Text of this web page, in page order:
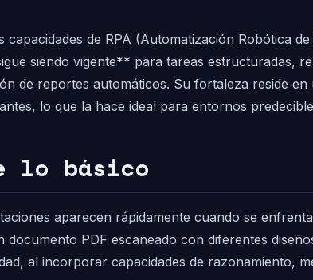
de RPA (Automatización Robótica
siendo vigente** para tareas estructuradas,
de reportes automáticos. Su fortaleza reside
lo que la hace ideal para entornos
lo básico
aparecen rápidamente cuando se
PDF escaneado con diferentes
al incorporar capacidades de razonamiento,